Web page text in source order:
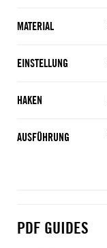
MATERIAL
EINSTELLUNG
HAKEN
AUSFÜHRUNG
PDF GUIDES